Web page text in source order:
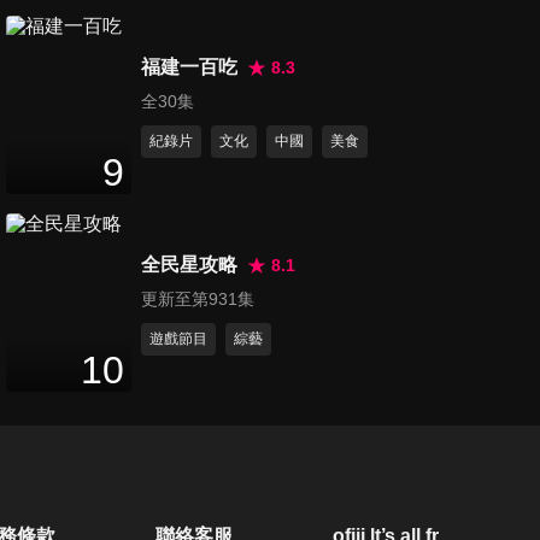
9
福建一百吃
8.3
全30集
紀錄片 文化 中國 美食
10
全民星攻略
8.1
更新至第931集
遊戲節目 綜藝
條款 聯絡客服